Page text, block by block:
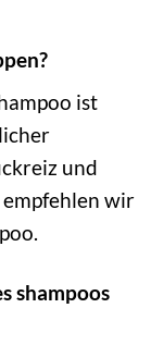
ist
und
empfehlen wir
shampoos